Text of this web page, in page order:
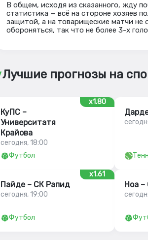
В общем, исходя из сказанного, жду
статистика — всё на стороне хозяев
защитой, а на товарищеские матчи
обороняться, так что не более 3-х
Лучшие прогнозы на
x1.80
КуПС –
Университатя
Крайова
сегодня, 18:00
Футбол
x1.61
Пайде – СК Рапид
сегодня, 19:00
Футбол
Ноа –